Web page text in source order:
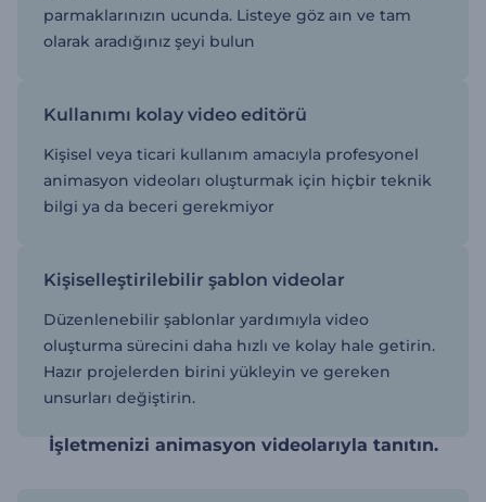
parmaklarınızın ucunda. Listeye göz aın ve tam
olarak aradığınız şeyi bulun
Kullanımı kolay video editörü
Kişisel veya ticari kullanım amacıyla profesyonel
animasyon videoları oluşturmak için hiçbir teknik
bilgi ya da beceri gerekmiyor
Kişiselleştirilebilir şablon videolar
Düzenlenebilir şablonlar yardımıyla video
oluşturma sürecini daha hızlı ve kolay hale getirin.
Hazır projelerden birini yükleyin ve gereken
unsurları değiştirin.
İşletmenizi animasyon videolarıyla tanıtın.